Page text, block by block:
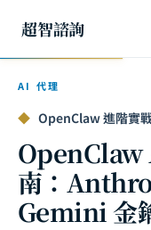
超智諮詢
AI 代理
◆ OpenClaw 進階實
OpenClaw
南：
Gemini 金